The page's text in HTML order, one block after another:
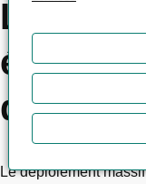
Les
durable
Le déploiement